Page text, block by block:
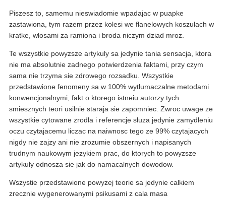
Piszesz to, samemu nieswiadomie wpadajac w puapke
zastawiona, tym razem przez kolesi we flanelowych koszulach w
kratke, wlosami za ramiona i broda niczym dziad mroz.
Te wszystkie powyzsze artykuly sa jedynie tania sensacja, ktora
nie ma absolutnie zadnego potwierdzenia faktami, przy czym
sama nie trzyma sie zdrowego rozsadku. Wszystkie
przedstawione fenomeny sa w 100% wytlumaczalne metodami
konwencjonalnymi, fakt o ktorego istneiu autorzy tych
smiesznych teori usilnie staraja sie zapomniec. Zwroc uwage ze
wszystkie cytowane zrodla i referencje sluza jedynie zamydleniu
oczu czytajacemu liczac na naiwnosc tego ze 99% czytajacych
nigdy nie zajzy ani nie zrozumie obszernych i napisanych
trudnym naukowym jezykiem prac, do ktorych to powyzsze
artykuly odnosza sie jak do namacalnych dowodow.
Wszystie przedstawione powyzej teorie sa jedynie calkiem
zrecznie wygenerowanymi psikusami z cala masa